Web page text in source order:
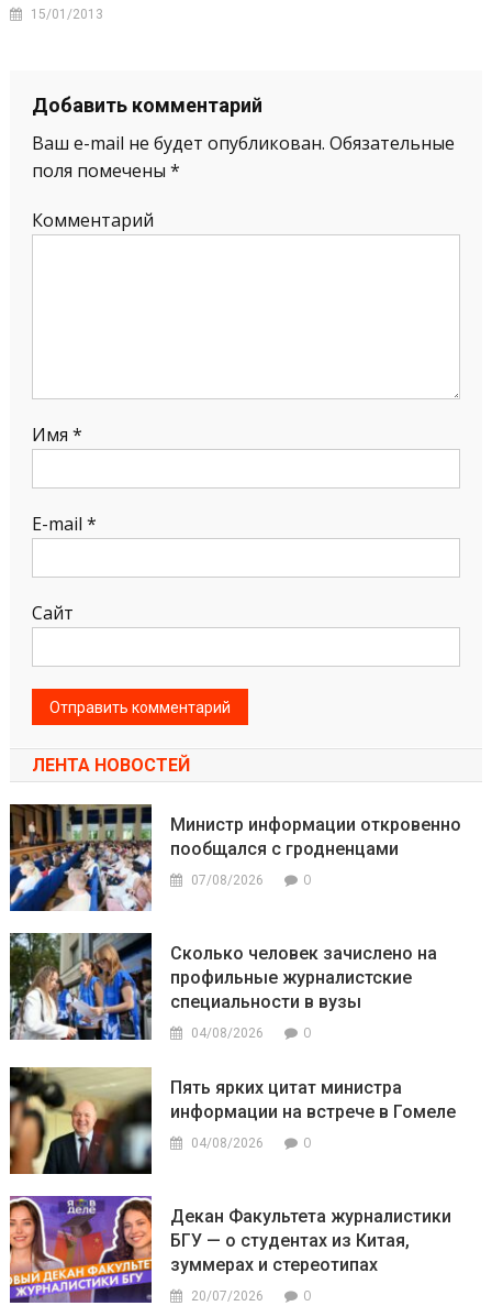
15/01/2013
Добавить комментарий
Ваш e-mail не будет опубликован. Обязательные
поля помечены *
Комментарий
Имя *
E-mail *
Сайт
ЛЕНТА НОВОСТЕЙ
Министр информации откровенно
пообщался с гродненцами
07/08/2026 0
Сколько человек зачислено на
профильные журналистские
специальности в вузы
04/08/2026 0
Пять ярких цитат министра
информации на встрече в Гомеле
04/08/2026 0
Декан Факультета журналистики
БГУ — о студентах из Китая,
зуммерах и стереотипах
20/07/2026 0